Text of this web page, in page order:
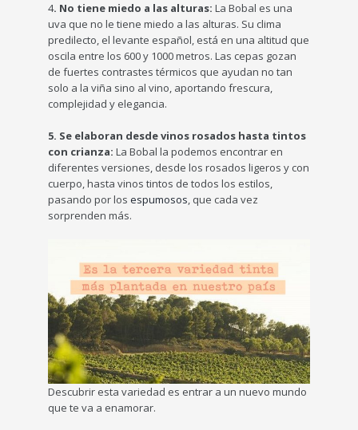
4. No tiene miedo a las alturas: La Bobal es una
uva que no le tiene miedo a las alturas. Su clima
predilecto, el levante español, está en una altitud que
oscila entre los 600 y 1000 metros. Las cepas gozan
de fuertes contrastes térmicos que ayudan no tan
solo a la viña sino al vino, aportando frescura,
complejidad y elegancia.
5. Se elaboran desde vinos rosados hasta tintos
con crianza: La Bobal la podemos encontrar en
diferentes versiones, desde los rosados ligeros y con
cuerpo, hasta vinos tintos de todos los estilos,
pasando por los espumosos, que cada vez
sorprenden más.
Descubrir esta variedad es entrar a un nuevo mundo
que te va a enamorar.